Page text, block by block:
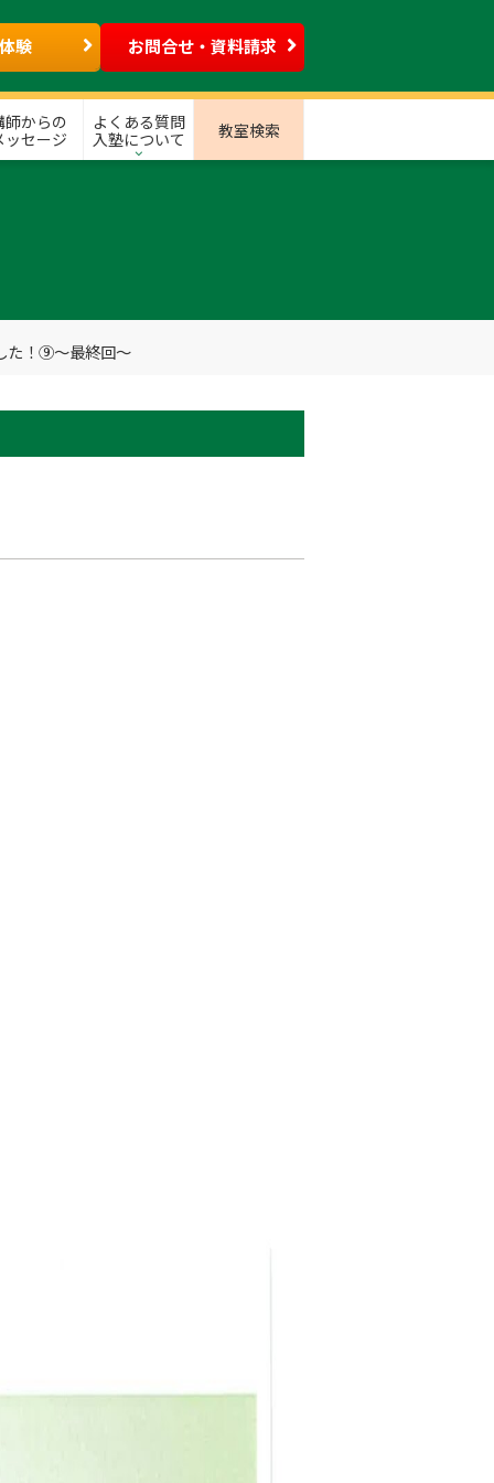
験 お問合せ・資料請求
師からの
ッセージ
よくある質問
入塾について
教室検索
た！⑨～最終回～